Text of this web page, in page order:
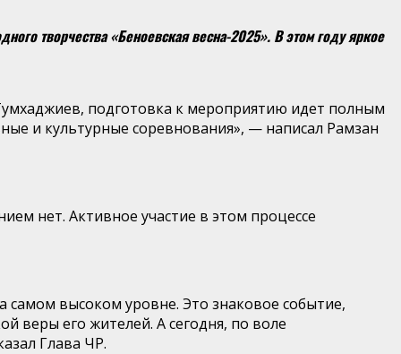
творчества «Беноевская весна-2025». В этом году яркое
подготовка к мероприятию идет полным
и культурные соревнования», — написал Рамзан
нет. Активное участие в этом процессе
самом высоком уровне. Это знаковое событие,
веры его жителей. А сегодня, по воле
Глава ЧР.